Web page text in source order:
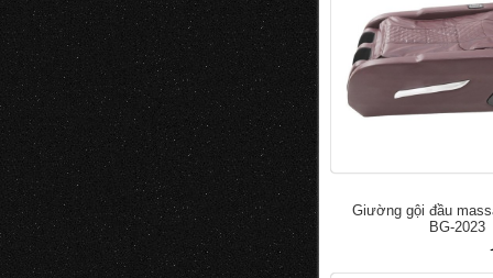
Giường gội đầu
BG-2023